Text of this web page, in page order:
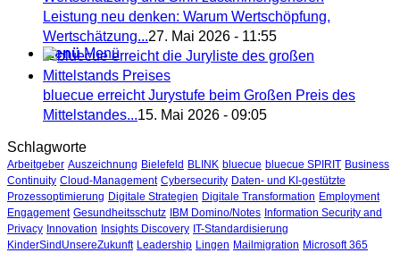
Menü Menü
Leistung neu denken: Warum Wertschöpfung,
Wertschätzung...27. Mai 2026 - 11:55
bluecue erreicht Jurystufe beim Großen Preis des
Mittelstandes...15. Mai 2026 - 09:05
Schlagworte
Arbeitgeber Auszeichnung Bielefeld BLINK bluecue bluecue SPIRIT Business
Continuity Cloud-Management Cybersecurity Daten- und KI-gestützte
Prozessoptimierung Digitale Strategien Digitale Transformation Employment
Engagement Gesundheitsschutz IBM Domino/Notes Information Security and
Privacy Innovation Insights Discovery IT-Standardisierung
KinderSindUnsereZukunft Leadership Lingen Mailmigration Microsoft 365